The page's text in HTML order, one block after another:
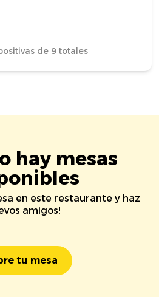
de 9 totales
hay mesas
en este restaurante y haz
amigos!
tu mesa